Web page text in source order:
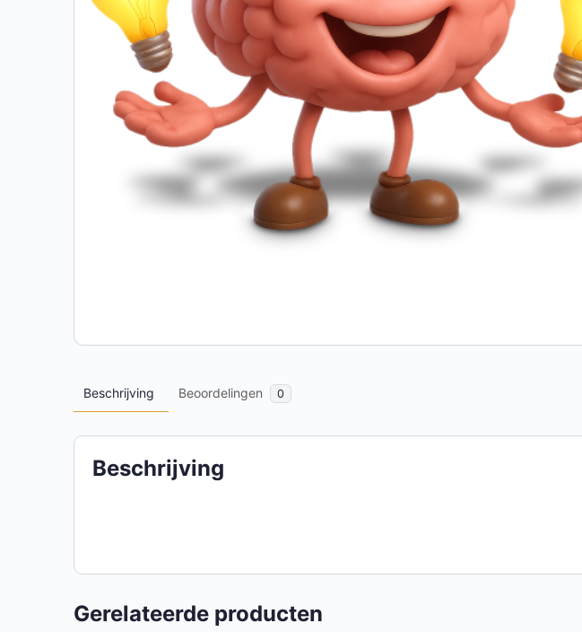
Beschrijving Beoordelingen 0
Beschrijving
Gerelateerde producten